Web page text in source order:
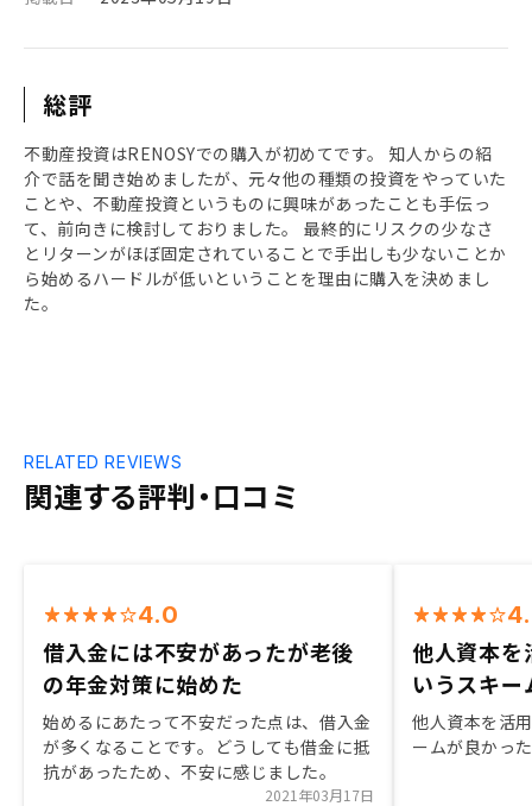
総評
不動産投資はRENOSYでの購入が初めてです。 知人からの紹
介で話を聞き始めましたが、元々他の種類の投資をやっていた
ことや、不動産投資というものに興味があったことも手伝っ
て、前向きに検討しておりました。 最終的にリスクの少なさ
とリターンがほぼ固定されていることで手出しも少ないことか
ら始めるハードルが低いということを理由に購入を決めまし
た。
関連する評判・口コミ
RELATED REVIEWS
4.0
借入金には不安があったが老後
の年金対策に始めた
始めるにあたって不安だった点は、借入金
が多くなることです。どうしても借金に抵
抗があったため、不安に感じました。
2021年03月17日
他人資本を
いうスキ
他人資本を活
ームが良かった